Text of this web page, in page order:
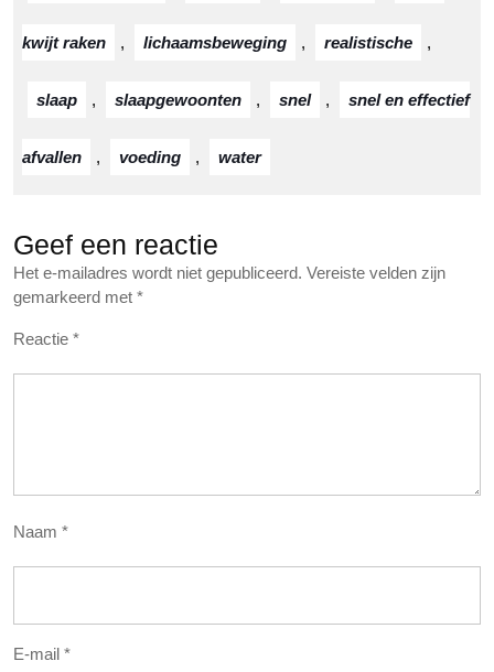
kwijt raken , lichaamsbeweging , realistische ,
slaap , slaapgewoonten , snel , snel en effectief
afvallen , voeding , water
Geef een reactie
Het e-mailadres wordt niet gepubliceerd. Vereiste velden zijn
gemarkeerd met *
Reactie *
Naam *
E-mail *